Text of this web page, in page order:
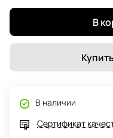
В
В наличии
Сертификат